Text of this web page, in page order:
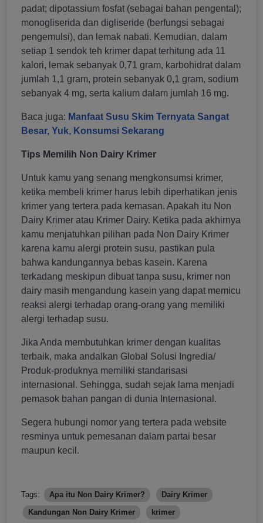
padat; dipotassium fosfat (sebagai bahan pengental);
monogliserida dan digliseride (berfungsi sebagai
pengemulsi), dan lemak nabati. Kemudian, dalam
setiap 1 sendok teh krimer dapat terhitung ada 11
kalori, lemak sebanyak 0,71 gram, karbohidrat dalam
jumlah 1,1 gram, protein sebanyak 0,1 gram, sodium
sebanyak 4 mg, serta kalium dalam jumlah 16 mg.
Baca juga: Manfaat Susu Skim Ternyata Sangat
Besar, Yuk, Konsumsi Sekarang
Tips Memilih Non Dairy Krimer
Untuk kamu yang senang mengkonsumsi krimer,
ketika membeli krimer harus lebih diperhatikan jenis
krimer yang tertera pada kemasan. Apakah itu Non
Dairy Krimer atau Krimer Dairy. Ketika pada akhirnya
kamu menjatuhkan pilihan pada Non Dairy Krimer
karena kamu alergi protein susu, pastikan pula
bahwa kandungannya bebas kasein. Karena
terkadang meskipun dibuat tanpa susu, krimer non
dairy masih mengandung kasein yang dapat memicu
reaksi alergi terhadap orang-orang yang memiliki
alergi terhadap susu.
Jika Anda membutuhkan krimer dengan kualitas
terbaik, maka andalkan Global Solusi Ingredia/
Produk-produknya memiliki standarisasi
internasional. Sehingga, sudah sejak lama menjadi
pemasok bahan pangan di dunia Internasional.
Segera hubungi nomor yang tertera pada website
resminya untuk pemesanan dalam partai besar
maupun kecil.
Tags: Apa itu Non Dairy Krimer?
Dairy Krimer
Kandungan Non Dairy Krimer
krimer